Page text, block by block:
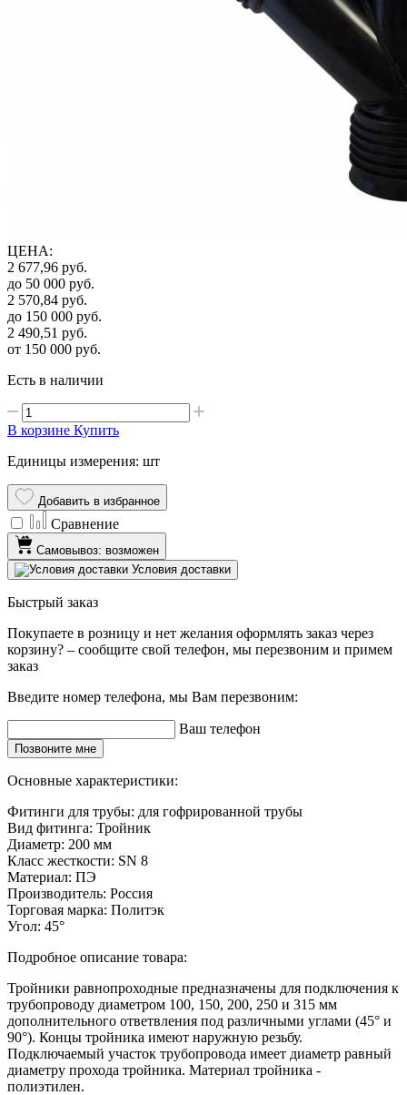
ЦЕНА:
2 677,96 руб.
до 50 000 руб.
2 570,84 руб.
до 150 000 руб.
2 490,51 руб.
от 150 000 руб.
Есть в наличии
В корзине Купить
Единицы измерения: шт
Добавить в избранное
Сравнение
Самовывоз: возможен
Условия доставки
Быстрый заказ
Покупаете в розницу и нет желания оформлять заказ через
корзину? – сообщите свой телефон, мы перезвоним и примем
заказ
Введите номер телефона, мы Вам перезвоним:
Ваш телефон
Позвоните мне
Основные характеристики:
Фитинги для трубы: для гофрированной трубы
Вид фитинга: Тройник
Диаметр: 200 мм
Класс жесткости: SN 8
Материал: ПЭ
Производитель: Россия
Торговая марка: Политэк
Угол: 45°
Подробное описание товара:
Тройники равнопроходные предназначены для подключения к
трубопроводу диаметром 100, 150, 200, 250 и 315 мм
дополнительного ответвления под различными углами (45° и
90°). Концы тройника имеют наружную резьбу.
Подключаемый участок трубопровода имеет диаметр равный
диаметру прохода тройника. Материал тройника -
полиэтилен.